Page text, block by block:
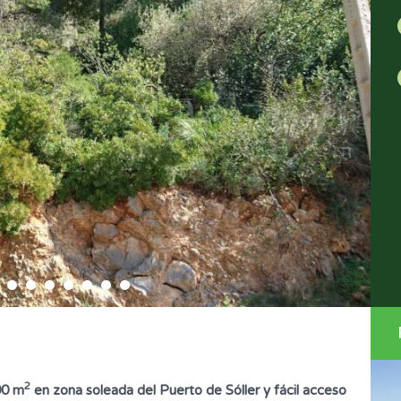
m2 en zona soleada del Puerto de Sóller y fácil acceso